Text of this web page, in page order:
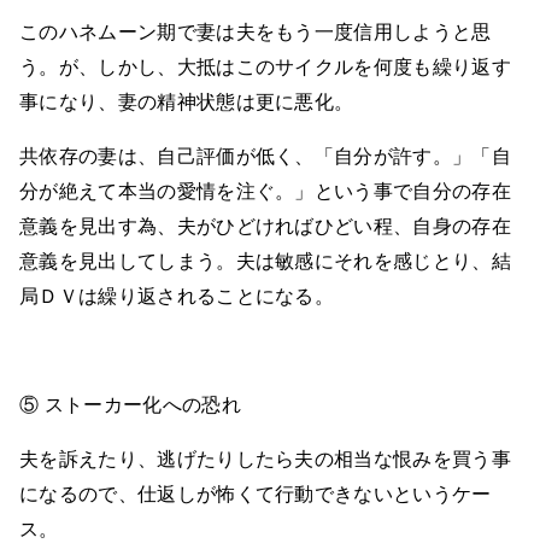
このハネムーン期で妻は夫をもう一度信用しようと思
う。が、しかし、大抵はこのサイクルを何度も繰り返す
事になり、妻の精神状態は更に悪化。
共依存の妻は、自己評価が低く、「自分が許す。」「自
分が絶えて本当の愛情を注ぐ。」という事で自分の存在
意義を見出す為、夫がひどければひどい程、自身の存在
意義を見出してしまう。夫は敏感にそれを感じとり、結
局ＤＶは繰り返されることになる。
⑤ ストーカー化への恐れ
夫を訴えたり、逃げたりしたら夫の相当な恨みを買う事
になるので、仕返しが怖くて行動できないというケー
ス。